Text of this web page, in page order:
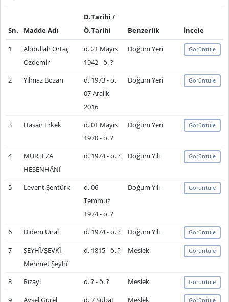
Sn. Madde Adı
D.Tarihi /
Ö.Tarihi
Benzerlik
İncele
1
Abdullah Ortaç
Özdemir
d. 21 Mayıs
1942 - ö. ?
Doğum Yeri Görüntüle
2 Yılmaz Bozan
d. 1973 - ö.
07 Aralık
2016
Doğum Yeri Görüntüle
3 Hasan Erkek
d. 01 Mayıs
1970 - ö. ?
Doğum Yeri Görüntüle
4
MURTEZA
HESENHÂNÎ
d. 1974 - ö. ? Doğum Yılı Görüntüle
5 Levent Şentürk
d. 06
Temmuz
1974 - ö. ?
Doğum Yılı Görüntüle
6 Didem Ünal d. 1974 - ö. ? Doğum Yılı Görüntüle
7
ŞEYHÎ/ŞEVKÎ,
Mehmet Şeyhî
d. 1815 - ö. ? Meslek Görüntüle
8 Rızayi d. ? - ö. ? Meslek Görüntüle
9 Aysel Gürel
d. 7 Şubat
Meslek Görüntüle